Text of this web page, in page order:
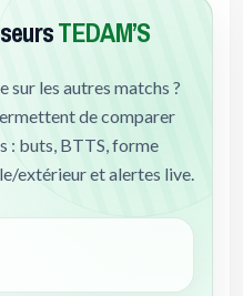
TEDAM’S
sur les autres matchs ?
de comparer
: buts, BTTS, forme
extérieur et alertes live.